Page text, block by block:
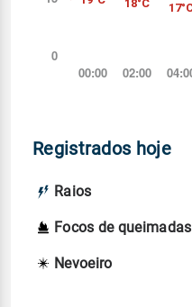
Registrados hoje
Raios
Focos de queimadas
Nevoeiro